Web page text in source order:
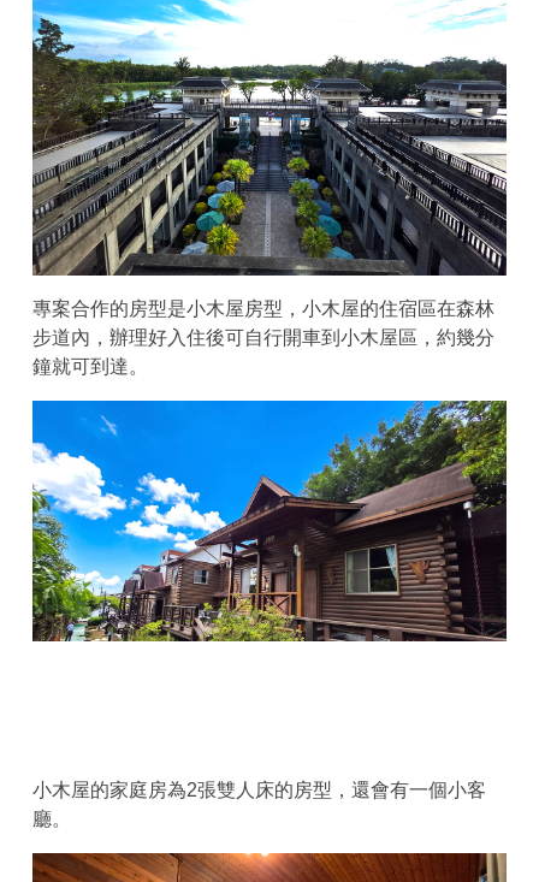
專案合作的房型是小木屋房型，小木屋的住宿區在森林
步道內，辦理好入住後可自行開車到小木屋區，約幾分
鐘就可到達。
小木屋的家庭房為2張雙人床的房型，還會有一個小客
廳。